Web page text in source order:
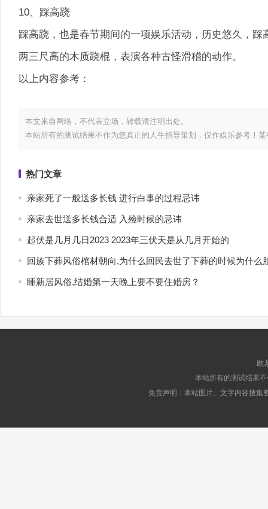
10、踩高跷
踩高跷，也是春节期间的一项娱乐活动，历史悠久，踩
两三尺高的木质跷棍，表演各种古怪滑稽的动作。
以上内容参考：
本文来自网络，不代表立场，转载请注明出处。
本站所有的测试结果不作为您真正的人生指导策划，仅作娱乐参考！
热门文章
亲家死了一般送多长钱 进行白事的过程忌讳
亲家去世送多长钱合适 入殓时候的忌讳
起伏是几月几日2023 2023年三伏天是从几月开始的
回族下葬风俗棺材朝向,为什么回民去世了下葬的时候为什么
睡新居风俗,结婚第一天晚上要不要住婚房？
欧
本站所有的测试结果
免责声明：本站图片、文字内容搜集